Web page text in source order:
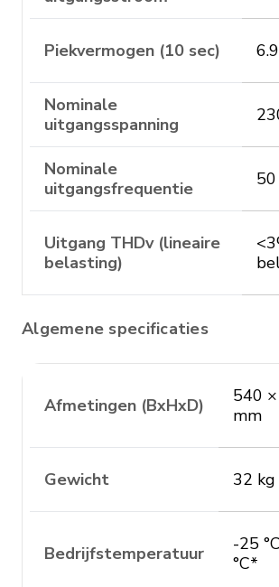
Piekvermogen (10 sec)
Nominale
uitgangsspanning
Nominale
uitgangsfrequentie
Uitgang THDv (lineaire
belasting)
Algemene specificaties
Afmetingen (BxHxD)
540
mm
Gewicht 32 kg
Bedrijfstemperatuur
-25
°C*